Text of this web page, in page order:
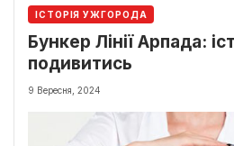
ІСТОРІЯ УЖГОРОДА
Бункер Лінії Арпада:
подивитись
9 Вересня, 2024